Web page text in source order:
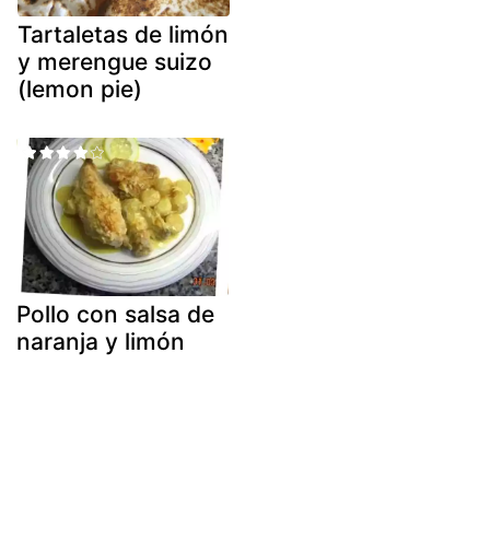
Tartaletas de limón
y merengue suizo
(lemon pie)
Pollo con salsa de
naranja y limón